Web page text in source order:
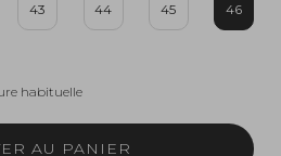
43 44 45 46
habituelle
AU PANIER